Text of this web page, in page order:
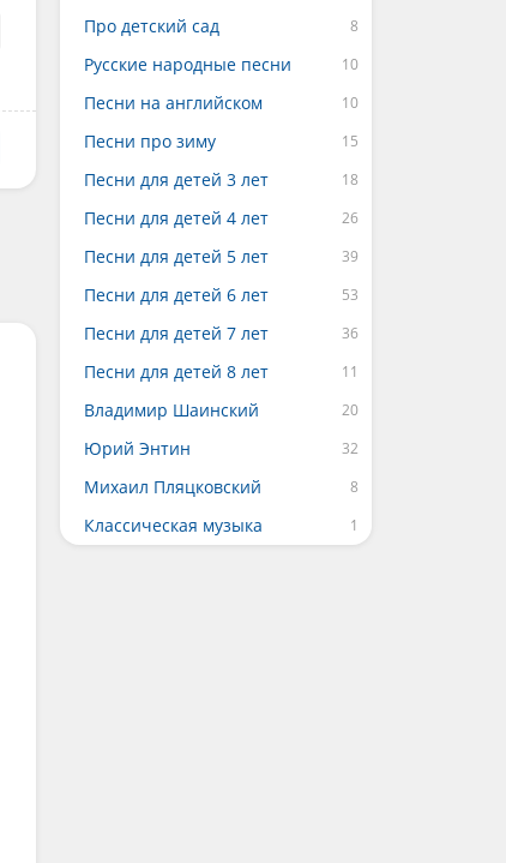
Про детский сад
Русские народные песни
Песни на английском
Песни про зиму
Песни для детей 3 лет
Песни для детей 4 лет
Песни для детей 5 лет
Песни для детей 6 лет
Песни для детей 7 лет
Песни для детей 8 лет
Владимир Шаинский
Юрий Энтин
Михаил Пляцковский
Классическая музыка